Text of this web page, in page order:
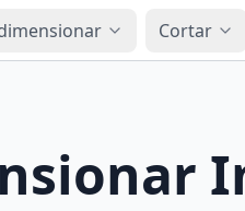
Cortar